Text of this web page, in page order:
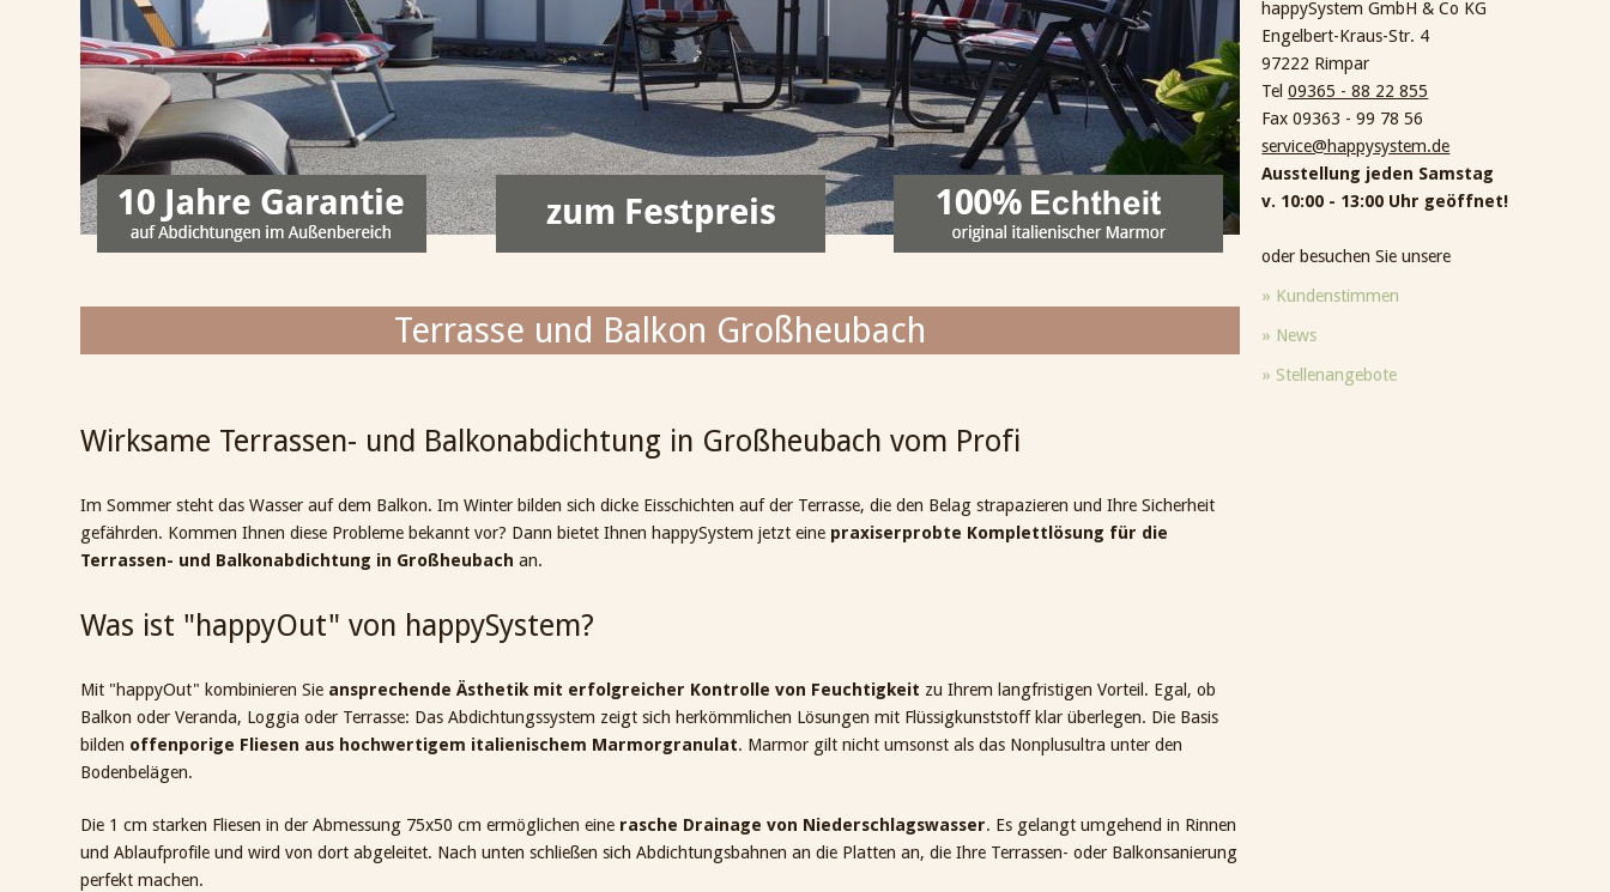
Terrasse und Balkon Großheubach
Wirksame Terrassen- und Balkonabdichtung in Großheubach vom Profi
Im Sommer steht das Wasser auf dem Balkon. Im Winter bilden sich dicke Eisschichten auf der Terrasse, die den Belag strapazieren und Ihre Sicherheit
gefährden. Kommen Ihnen diese Probleme bekannt vor? Dann bietet Ihnen happySystem jetzt eine praxiserprobte Komplettlösung für die
Terrassen- und Balkonabdichtung in Großheubach an.
Was ist "happyOut" von happySystem?
Mit "happyOut" kombinieren Sie ansprechende Ästhetik mit erfolgreicher Kontrolle von Feuchtigkeit zu Ihrem langfristigen Vorteil. Egal, ob
Balkon oder Veranda, Loggia oder Terrasse: Das Abdichtungssystem zeigt sich herkömmlichen Lösungen mit Flüssigkunststoff klar überlegen. Die Basis
bilden offenporige Fliesen aus hochwertigem italienischem Marmorgranulat. Marmor gilt nicht umsonst als das Nonplusultra unter den
Bodenbelägen.
Die 1 cm starken Fliesen in der Abmessung 75x50 cm ermöglichen eine rasche Drainage von Niederschlagswasser. Es gelangt umgehend in Rinnen
und Ablaufprofile und wird von dort abgeleitet. Nach unten schließen sich Abdichtungsbahnen an die Platten an, die Ihre Terrassen- oder Balkonsanierung
perfekt machen.
happySystem GmbH & Co KG
Engelbert-Kraus-Str. 4
97222 Rimpar
Tel09365 - 88 22 855
Fax 09363 - 99 78 56
service@happysystem.de
Ausstellung jeden Samstag
v. 10:00 - 13:00 Uhr geöffnet!
oder besuchen Sie unsere
» Kundenstimmen
» News
» Stellenangebote